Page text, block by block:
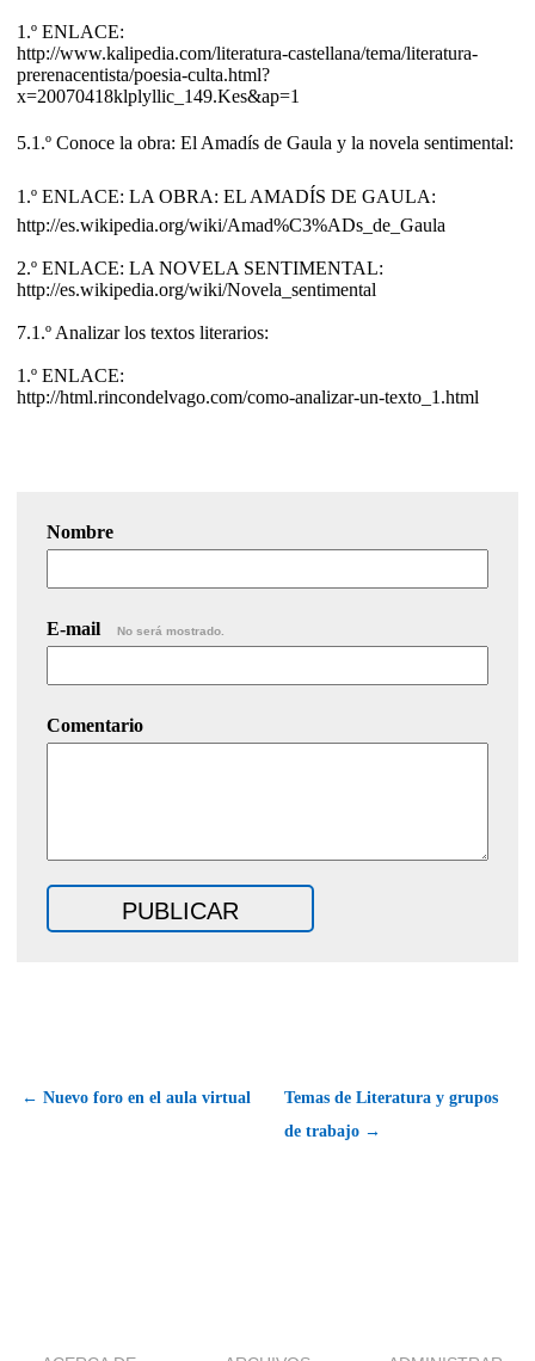
1.º ENLACE:
http://www.kalipedia.com/literatura-castellana/tema/literatura-
prerenacentista/poesia-culta.html?
x=20070418klplyllic_149.Kes&ap=1
5.1.º Conoce la obra: El Amadís de Gaula y la novela sentimental:
1.º ENLACE: LA OBRA: EL AMADÍS DE GAULA:
http://es.wikipedia.org/wiki/Amad%C3%ADs_de_Gaula
2.º ENLACE: LA NOVELA SENTIMENTAL:
http://es.wikipedia.org/wiki/Novela_sentimental
7.1.º Analizar los textos literarios:
1.º ENLACE:
http://html.rincondelvago.com/como-analizar-un-texto_1.html
Nombre
E-mail No será mostrado.
Comentario
← Nuevo foro en el aula virtual
Temas de Literatura y grupos
de trabajo →